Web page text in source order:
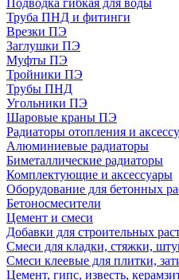
Подводка гибкая для воды
Труба ПНД и фитинги
Врезки ПЭ
Заглушки ПЭ
Муфты ПЭ
Тройники ПЭ
Трубы ПНД
Угольники ПЭ
Шаровые краны ПЭ
Радиаторы отопления и
Алюминиевые радиаторы
Биметаллические радиаторы
Комплектующие и аксессуары
Оборудование для бетонных
Бетоносмесители
Цемент и смеси
Добавки для строительных
Смеси для кладки, стяжки,
Смеси клеевые для плитки,
Цемент, гипс, известь,